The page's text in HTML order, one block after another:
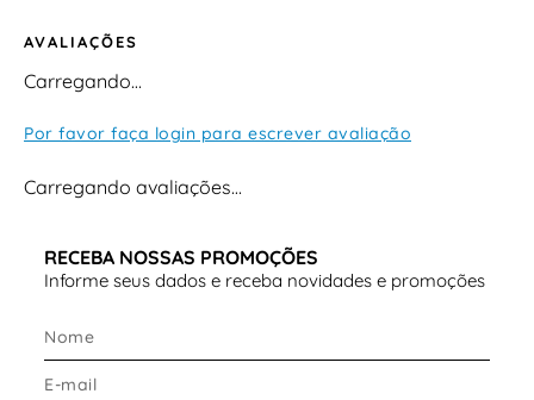
AVALIAÇÕES
Carregando…
Por favor faça login para escrever avaliação
Carregando avaliações…
RECEBA NOSSAS PROMOÇÕES
Informe seus dados e receba novidades e promoções